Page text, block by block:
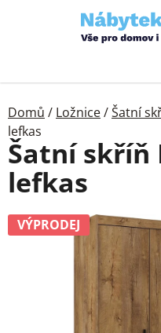
Domů / Ložnice/Šatní
lefkas
Šatní skříň
lefkas
VÝPRODEJ